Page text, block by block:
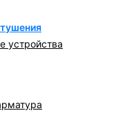
устройства